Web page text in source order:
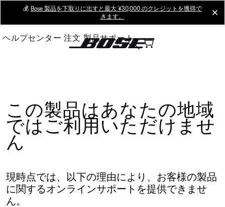
Main
💰 Bose 製品を下取りに出すと最大 ¥30,000 のクレジットを獲得で
きます。
ヘルプセンター 注文 製品サポート
この製品はあなたの地域
ではご利用いただけませ
ん
現時点では、以下の理由により、お客様の製品
に関するオンラインサポートを提供できませ
ん。